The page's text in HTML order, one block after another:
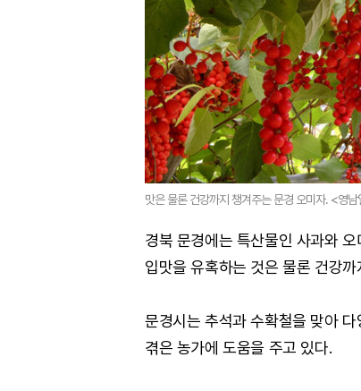
맛은 물론 건강까지 챙겨주는 문경 오미자. <영
경북 문경에는 특산물인 사과와
입맛을 유혹하는 것은 물론 건강
문경시는 추석과 수확철을 맞아
겪은 농가에 도움을 주고 있다.